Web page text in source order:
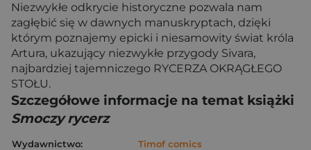
Niezwykłe odkrycie historyczne pozwala nam
zagłębić się w dawnych manuskryptach, dzięki
którym poznajemy epicki i niesamowity świat króla
Artura, ukazujący niezwykłe przygody Sivara,
najbardziej tajemniczego RYCERZA OKRĄGŁEGO
STOŁU.
Szczegółowe informacje na temat książki
Smoczy rycerz
Wydawnictwo:
Timof comics